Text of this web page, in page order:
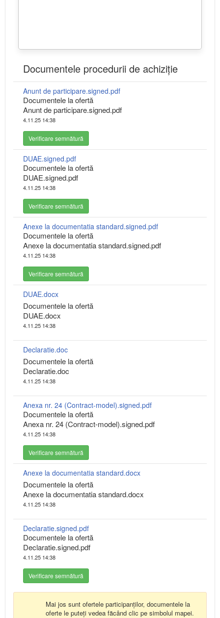
Documentele procedurii de achiziție
Anunt de participare.signed.pdf
Documentele la ofertă
Anunt de participare.signed.pdf
4.11.25 14:38
Verificare semnătură
DUAE.signed.pdf
Documentele la ofertă
DUAE.signed.pdf
4.11.25 14:38
Verificare semnătură
Anexe la documentatia standard.signed.pdf
Documentele la ofertă
Anexe la documentatia standard.signed.pdf
4.11.25 14:38
Verificare semnătură
DUAE.docx
Documentele la ofertă
DUAE.docx
4.11.25 14:38
Declaratie.doc
Documentele la ofertă
Declaratie.doc
4.11.25 14:38
Anexa nr. 24 (Contract-model).signed.pdf
Documentele la ofertă
Anexa nr. 24 (Contract-model).signed.pdf
4.11.25 14:38
Verificare semnătură
Anexe la documentatia standard.docx
Documentele la ofertă
Anexe la documentatia standard.docx
4.11.25 14:38
Declaratie.signed.pdf
Documentele la ofertă
Declaratie.signed.pdf
4.11.25 14:38
Verificare semnătură
Mai jos sunt ofertele participanților, documentele la
oferte le puteți vedea făcând clic pe simbolul mapei.